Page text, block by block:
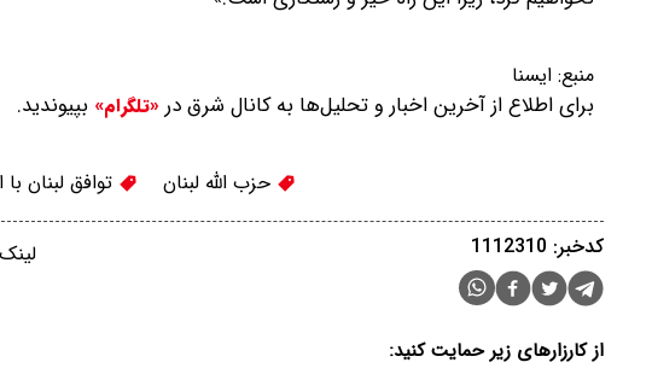
منبع: ایسنا
برای اطلاع از آخرین اخبار و تحلیل‌ها به کانال شرق در «تلگرام» بپیوندید.
حزب الله لبنان توافق لبنان
کدخبر: 1112310
از کارزارهای زیر حمایت کنید: